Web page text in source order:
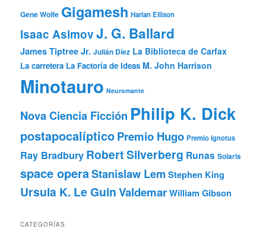
Gene Wolfe Gigamesh Harlan Ellison
Isaac AsimovJ. G. Ballard
James Tiptree Jr. Julián Díez La Biblioteca de Carfax
La carretera La Factoría de Ideas M. John Harrison
Minotauro Neuromante
Nova Ciencia Ficción Philip K. Dick
postapocalípticoPremio Hugo Premio Ignotus
Ray Bradbury Robert Silverberg Runas Solaris
space operaStanislaw Lem Stephen King
Ursula K. Le GuinValdemarWilliam Gibson
CATEGORÍAS